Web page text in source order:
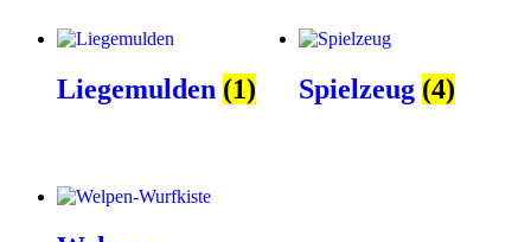
Liegemulden (1) Spielzeug (4)